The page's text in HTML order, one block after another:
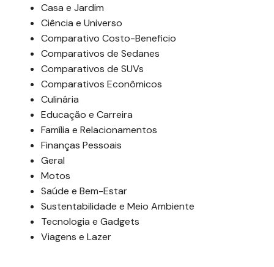
Casa e Jardim
Ciência e Universo
Comparativo Costo-Beneficio
Comparativos de Sedanes
Comparativos de SUVs
Comparativos Econômicos
Culinária
Educação e Carreira
Família e Relacionamentos
Finanças Pessoais
Geral
Motos
Saúde e Bem-Estar
Sustentabilidade e Meio Ambiente
Tecnologia e Gadgets
Viagens e Lazer